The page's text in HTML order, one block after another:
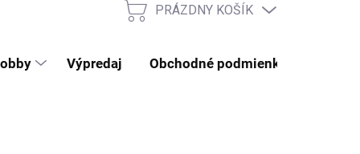
NÁKUPNÝ KOŠÍK
PRÁZDNY KOŠÍK
Výpredaj Obchodné podmienky